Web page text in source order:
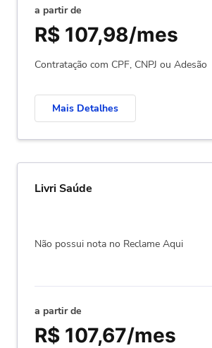
a partir de
R$ 107,98/mes
Contratação com CPF, CNPJ ou Adesão
Mais Detalhes
Livri Saúde
Não possui nota no Reclame Aqui
a partir de
R$ 107,67/mes